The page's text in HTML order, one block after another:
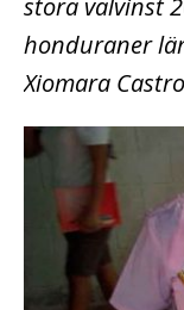
stora valvinst
honduraner
Xiomara